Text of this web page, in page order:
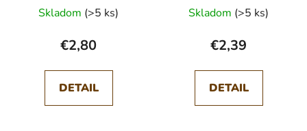
Skladom (>5 ks)
€2,80
DETAIL
Skladom (>5 ks)
€2,39
DETAIL